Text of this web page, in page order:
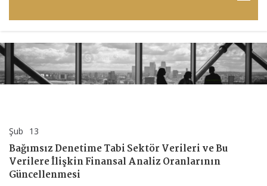
Şub 13
Tabi
Sektör
Verileri
Bağımsız Denetime Tabi Sektör Verileri ve Bu
Verilere İlişkin Finansal Analiz Oranlarının
Güncellenmesi